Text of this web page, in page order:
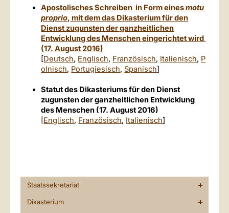
Apostolisches Schreiben in Form einesmotu
proprio, mit dem das Dikasterium für den
Dienst zugunsten der ganzheitlichen
Entwicklung des Menschen eingerichtet wird
(17. August 2016)
[Deutsch, Englisch, Französisch, Italienisch, P
olnisch, Portugiesisch, Spanisch]
Statut des Dikasteriums für den Dienst
zugunsten der ganzheitlichen Entwicklung
des Menschen (17. August 2016)
[Englisch, Französisch, Italienisch]
Staatssekretariat
Dikasterium